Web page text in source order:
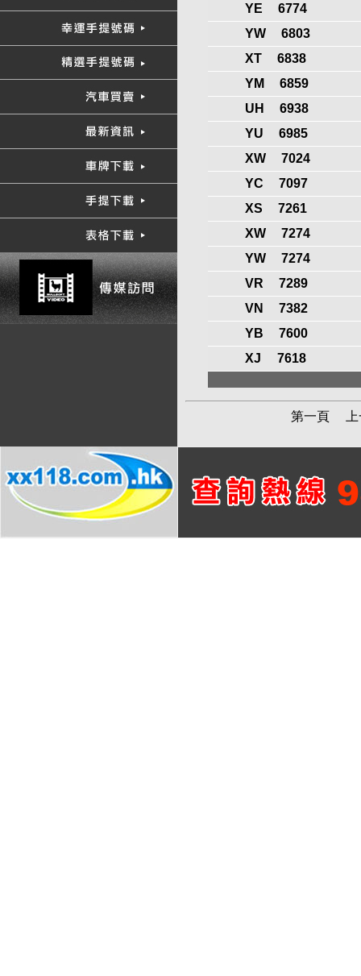
YE
6774
YW
6803
XT
6838
YM
6859
UH
6938
YU
6985
XW
7024
YC
7097
XS
7261
XW
7274
YW
7274
VR
7289
VN
7382
YB
7600
XJ
7618
第一頁